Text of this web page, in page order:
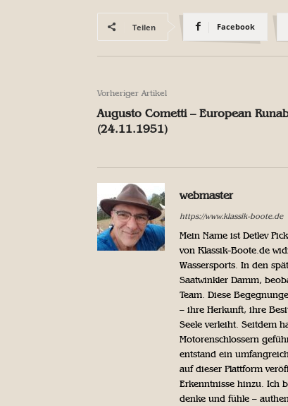
Teilen Facebook
Vorheriger Artikel
Augusto Cometti – European
(24.11.1951)
webmaster
https://www.klassik-boote.de
Mein Name ist Detlev
von Klassik-Boote.de
Wassersports. In den
Saatwinkler Damm,
Team. Diese
– ihre Herkunft, ihre
Seele verleiht. Seitdem
Motorenschlossern
entstand ein
auf dieser Plattform
Erkenntnisse hinzu. Ich
denke und fühle –